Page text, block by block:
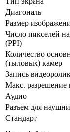
Диагональ
Размер
Число пикселей
(PPI)
Количество
(тыловых) камер
Запись
Макс. разрешение
Аудио
Разъем для
Стандарт